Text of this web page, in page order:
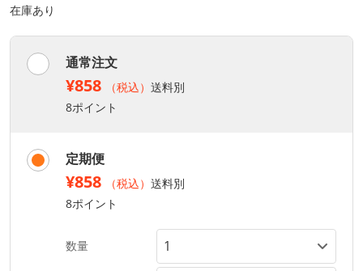
在庫あり
通常注文
¥858 （税込） 送料別
8ポイント
定期便
¥858 （税込） 送料別
8ポイント
数量